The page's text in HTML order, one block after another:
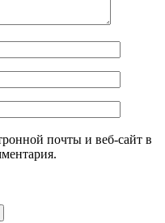
почты и веб-сайт в